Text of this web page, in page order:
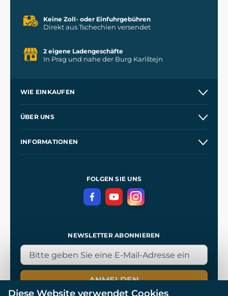
Keine Zoll- oder Einfuhrgebühren
Direkt aus Tschechien versendet
2 eigene Ladengeschäfte
In Prag und nahe der Burg Karlštejn
WIE EINKAUFEN
Kontakt
ÜBER UNS
INFORMATIONEN
DatenschutzerklärungFOLGEN SIE UNS
NEWSLETTER ABONNIEREN
ANMELDEN
Diese Website verwendet Cookies